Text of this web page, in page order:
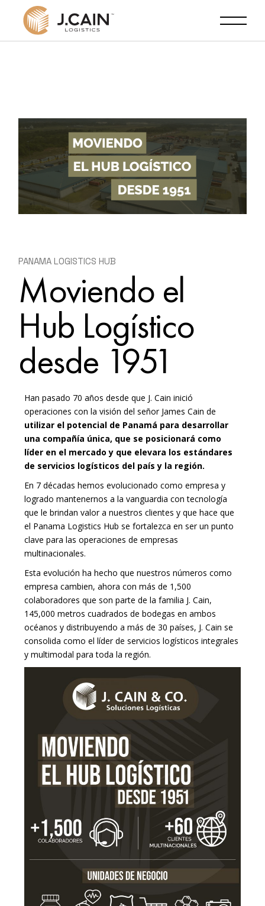
PANAMA LOGISTICS HUB
Moviendo el
Hub Logístico
desde 1951
Han pasado 70 años desde que J. Cain inició
operaciones con la visión del señor James Cain de
utilizar el potencial de Panamá para desarrollar
una compañía única, que se posicionará como
líder en el mercado y que elevara los estándares
de servicios logísticos del país y la región.
En 7 décadas hemos evolucionado como empresa y
logrado mantenernos a la vanguardia con tecnología
que le brindan valor a nuestros clientes y que hace que
el Panama Logistics Hub se fortalezca en ser un punto
clave para las operaciones de empresas
multinacionales.
Esta evolución ha hecho que nuestros números como
empresa cambien, ahora con más de 1,500
colaboradores que son parte de la familia J. Cain,
145,000 metros cuadrados de bodegas en ambos
océanos y distribuyendo a más de 30 países, J. Cain se
consolida como el líder de servicios logísticos integrales
y multimodal para toda la región.